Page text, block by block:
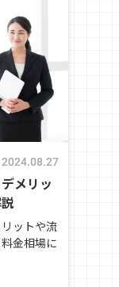
ばいいの
まったく
企業にぴ
トする
フが専門
ます。
2024.08.27
メリッ
ットや流
金相場に